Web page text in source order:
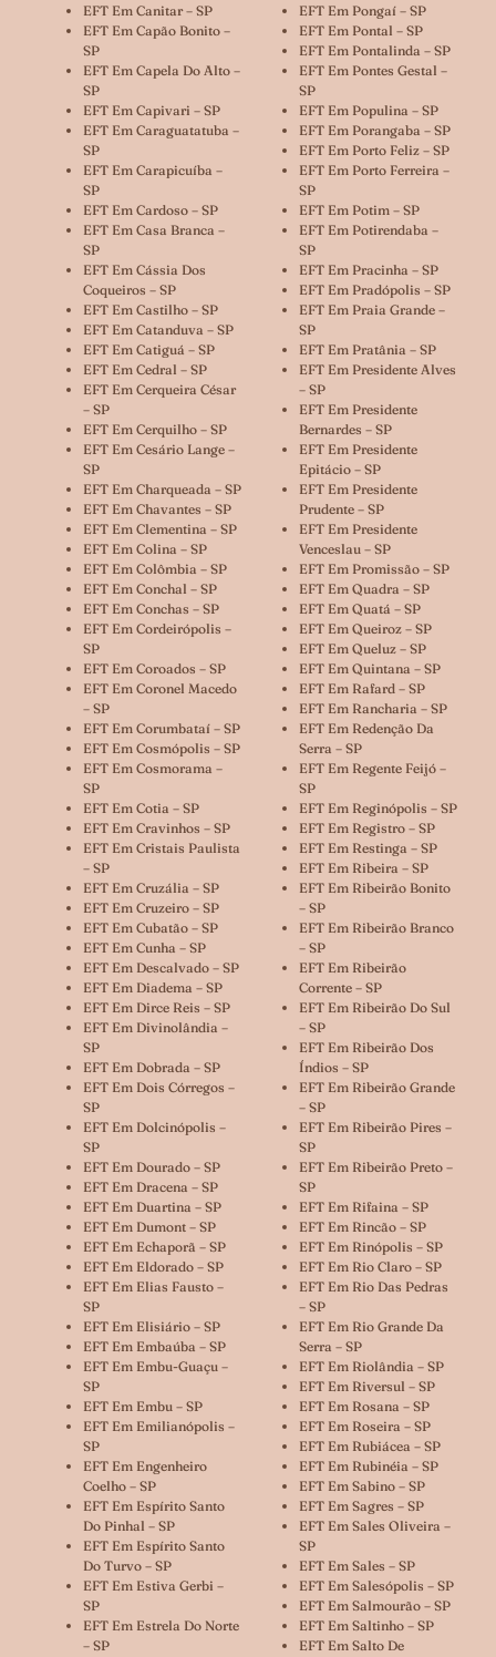
EFT Em Canitar – SP
EFT Em Capão Bonito –
SP
EFT Em Capela Do Alto –
SP
EFT Em Capivari – SP
EFT Em Caraguatatuba –
SP
EFT Em Carapicuíba –
SP
EFT Em Cardoso – SP
EFT Em Casa Branca –
SP
EFT Em Cássia Dos
Coqueiros – SP
EFT Em Castilho – SP
EFT Em Catanduva – SP
EFT Em Catiguá – SP
EFT Em Cedral – SP
EFT Em Cerqueira César
– SP
EFT Em Cerquilho – SP
EFT Em Cesário Lange –
SP
EFT Em Charqueada – SP
EFT Em Chavantes – SP
EFT Em Clementina – SP
EFT Em Colina – SP
EFT Em Colômbia – SP
EFT Em Conchal – SP
EFT Em Conchas – SP
EFT Em Cordeirópolis –
SP
EFT Em Coroados – SP
EFT Em Coronel Macedo
– SP
EFT Em Corumbataí – SP
EFT Em Cosmópolis – SP
EFT Em Cosmorama –
SP
EFT Em Cotia – SP
EFT Em Cravinhos – SP
EFT Em Cristais Paulista
– SP
EFT Em Cruzália – SP
EFT Em Cruzeiro – SP
EFT Em Cubatão – SP
EFT Em Cunha – SP
EFT Em Descalvado – SP
EFT Em Diadema – SP
EFT Em Dirce Reis – SP
EFT Em Divinolândia –
SP
EFT Em Dobrada – SP
EFT Em Dois Córregos –
SP
EFT Em Dolcinópolis –
SP
EFT Em Dourado – SP
EFT Em Dracena – SP
EFT Em Duartina – SP
EFT Em Dumont – SP
EFT Em Echaporã – SP
EFT Em Eldorado – SP
EFT Em Elias Fausto –
SP
EFT Em Elisiário – SP
EFT Em Embaúba – SP
EFT Em Embu-Guaçu –
SP
EFT Em Embu – SP
EFT Em Emilianópolis –
SP
EFT Em Engenheiro
Coelho – SP
EFT Em Espírito Santo
Do Pinhal – SP
EFT Em Espírito Santo
Do Turvo – SP
EFT Em Estiva Gerbi –
SP
EFT Em Estrela Do Norte
– SP
EFT Em Pongaí – SP
EFT Em Pontal – SP
EFT Em Pontalinda – SP
EFT Em Pontes Gestal –
SP
EFT Em Populina – SP
EFT Em Porangaba – SP
EFT Em Porto Feliz – SP
EFT Em Porto Ferreira –
SP
EFT Em Potim – SP
EFT Em Potirendaba –
SP
EFT Em Pracinha – SP
EFT Em Pradópolis – SP
EFT Em Praia Grande –
SP
EFT Em Pratânia – SP
EFT Em Presidente Alves
– SP
EFT Em Presidente
Bernardes – SP
EFT Em Presidente
Epitácio – SP
EFT Em Presidente
Prudente – SP
EFT Em Presidente
Venceslau – SP
EFT Em Promissão – SP
EFT Em Quadra – SP
EFT Em Quatá – SP
EFT Em Queiroz – SP
EFT Em Queluz – SP
EFT Em Quintana – SP
EFT Em Rafard – SP
EFT Em Rancharia – SP
EFT Em Redenção Da
Serra – SP
EFT Em Regente Feijó –
SP
EFT Em Reginópolis – SP
EFT Em Registro – SP
EFT Em Restinga – SP
EFT Em Ribeira – SP
EFT Em Ribeirão Bonito
– SP
EFT Em Ribeirão Branco
– SP
EFT Em Ribeirão
Corrente – SP
EFT Em Ribeirão Do Sul
– SP
EFT Em Ribeirão Dos
Índios – SP
EFT Em Ribeirão Grande
– SP
EFT Em Ribeirão Pires –
SP
EFT Em Ribeirão Preto –
SP
EFT Em Rifaina – SP
EFT Em Rincão – SP
EFT Em Rinópolis – SP
EFT Em Rio Claro – SP
EFT Em Rio Das Pedras
– SP
EFT Em Rio Grande Da
Serra – SP
EFT Em Riolândia – SP
EFT Em Riversul – SP
EFT Em Rosana – SP
EFT Em Roseira – SP
EFT Em Rubiácea – SP
EFT Em Rubinéia – SP
EFT Em Sabino – SP
EFT Em Sagres – SP
EFT Em Sales Oliveira –
SP
EFT Em Sales – SP
EFT Em Salesópolis – SP
EFT Em Salmourão – SP
EFT Em Saltinho – SP
EFT Em Salto De